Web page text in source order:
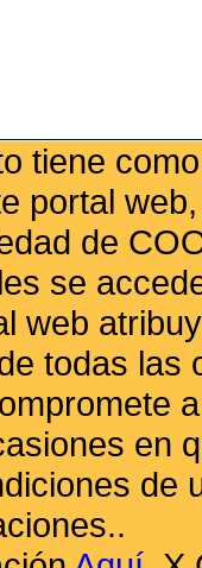
tiene
portal
de
se
web
todas
en
de